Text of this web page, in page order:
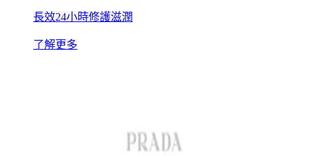
長效24小時修護滋潤
了解更多